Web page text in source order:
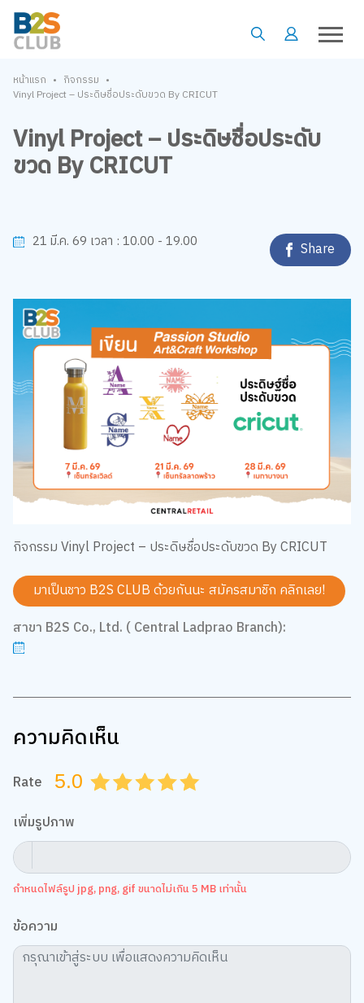
หน้าแรก • กิจกรรม •
Vinyl Project – ประดิษชื่อประดับขวด By CRICUT
Vinyl Project – ประดิษชื่อประดับ
ขวด By CRICUT
21 มี.ค. 69 เวลา : 10.00 - 19.00 Share
กิจกรรม Vinyl Project – ประดิษชื่อประดับขวด By CRICUT
มาเป็นชาว B2S CLUB ด้วยกันนะ สมัครสมาชิก คลิกเลย!
สาขา B2S Co., Ltd. ( Central Ladprao Branch):
ความคิดเห็น
Rate 5.0 4.5
4.0
3.5
3.0
2.5
2.0
1.5
1.0
0.5
เพิ่มรูปภาพ
กำหนดไฟล์รูป jpg, png, gif ขนาดไม่เกิน 5 MB เท่านั้น
ข้อความ